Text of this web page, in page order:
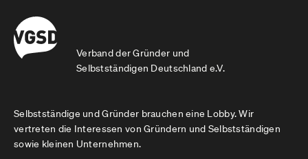
Wochentagen. Unser konkret absagebedingter
anhand der Vorjahreszahlen belegbarer
Verdienstausfall war um ein Vielfaches höher und
unsere Arbeitszeit schloss regelmäßig
Für „moralische“ Unterstützung und evtl.
Argumentationshilfe wären wir sehr dankbar. Mit
Verdienstausfallansprüchen auch für
Verband der Gründer und
Selbstständigen Deutschland e.V.
Selbstständige und Gründer brauchen eine Lobby. Wir
vertreten die Interessen von Gründern und Selbstständigen
sowie kleinen Unternehmen.